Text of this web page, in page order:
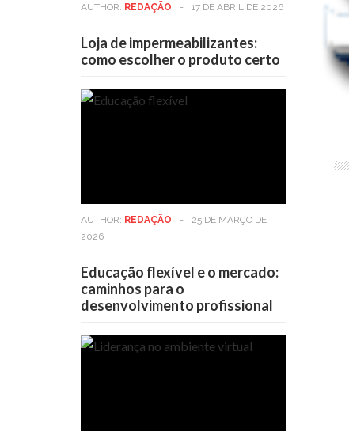
AUTHOR: REDAÇÃO - 17 DE ABRIL DE 2026
Loja de impermeabilizantes:
como escolher o produto certo
AUTHOR: REDAÇÃO -
25 DE MARÇO DE
2026
Educação flexível e o mercado:
caminhos para o
desenvolvimento profissional